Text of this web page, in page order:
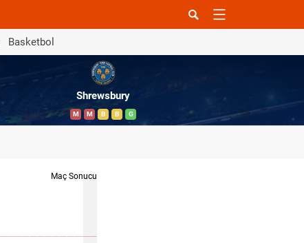
Basketbol
Shrewsbury
M M B B G
Maç Sonucu